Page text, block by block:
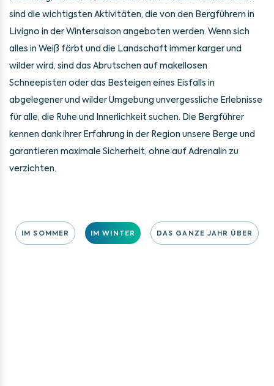
sind die wichtigsten Aktivitäten, die von den Bergführern in
Livigno in der Wintersaison angeboten werden. Wenn sich
alles in Weiß färbt und die Landschaft immer karger und
wilder wird, sind das Abrutschen auf makellosen
Schneepisten oder das Besteigen eines Eisfalls in
abgelegener und wilder Umgebung unvergessliche Erlebnisse
für alle, die Ruhe und Innerlichkeit suchen. Die Bergführer
kennen dank ihrer Erfahrung in der Region unsere Berge und
garantieren maximale Sicherheit, ohne auf Adrenalin zu
verzichten.
IM SOMMER IM WINTER DAS GANZE JAHR ÜBER